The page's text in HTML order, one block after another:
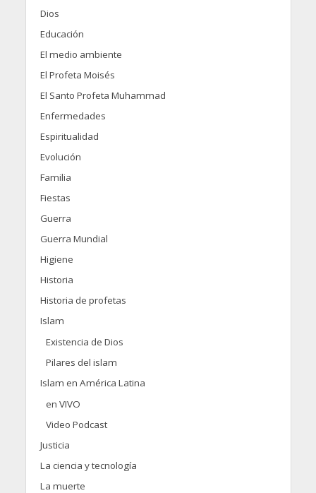
Dios
Educación
El medio ambiente
El Profeta Moisés
El Santo Profeta Muhammad
Enfermedades
Espiritualidad
Evolución
Familia
Fiestas
Guerra
Guerra Mundial
Higiene
Historia
Historia de profetas
Islam
Existencia de Dios
Pilares del islam
Islam en América Latina
en VIVO
Video Podcast
Justicia
La ciencia y tecnología
La muerte